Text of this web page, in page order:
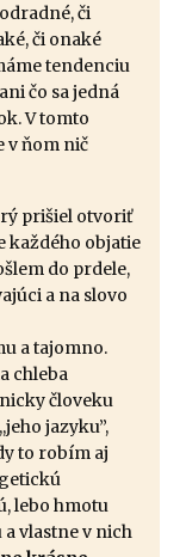
či
či onaké
tendenciu
čo sa jedná
V tomto
v ňom nič
prišiel otvoriť
každého objatie
do prdele,
a na slovo
a tajomno.
chleba
človeku
jazyku”,
to robím aj
lebo hmotu
vlastne v nich